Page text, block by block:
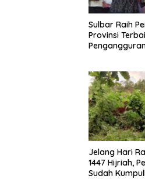
Sulbar Raih
Provinsi
Jelang Hari
1447 Hijriah,
Sudah